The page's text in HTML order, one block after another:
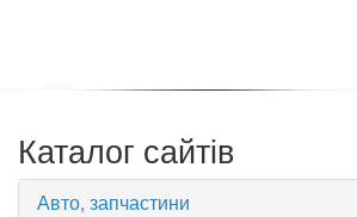
Каталог сайтів
Авто, запчастини